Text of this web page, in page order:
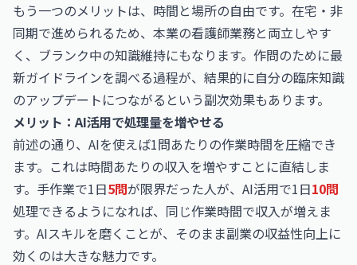
もう一つのメリットは、時間と場所の自由です。在宅・非
同期で進められるため、本業の看護師業務と両立しやす
く、ブランク中の知識維持にもなります。作問のために最
新ガイドラインを調べる過程が、結果的に自分の臨床知識
のアップデートにつながるという副次効果もあります。
メリット：AI活用で処理量を増やせる
前述の通り、AIを使えば1問あたりの作業時間を圧縮でき
ます。これは時間あたりの収入を増やすことに直結しま
す。手作業で1日5問が限界だった人が、AI活用で1日10問
処理できるようになれば、同じ作業時間で収入が増えま
す。AIスキルを磨くことが、そのまま副業の収益性向上に
効くのは大きな魅力です。